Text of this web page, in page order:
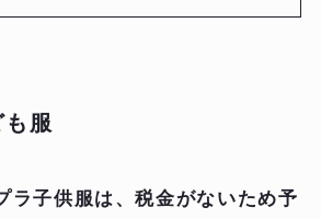
服
ラ子供服は、税金がないため予